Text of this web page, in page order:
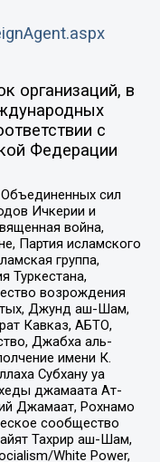
организаций, в
с
Федерации
сил
Ичкерии и
война,
Партия исламского
группа,
Туркестана,
возрождения
Джунд аш-Шам,
Кавказ, АБТО,
Джабха аль-
имени К.
Субхану уа
джамаата Ат-
Джамаат, Рохнамо
сообщество
Тахрир аш-Шам,
White Power,